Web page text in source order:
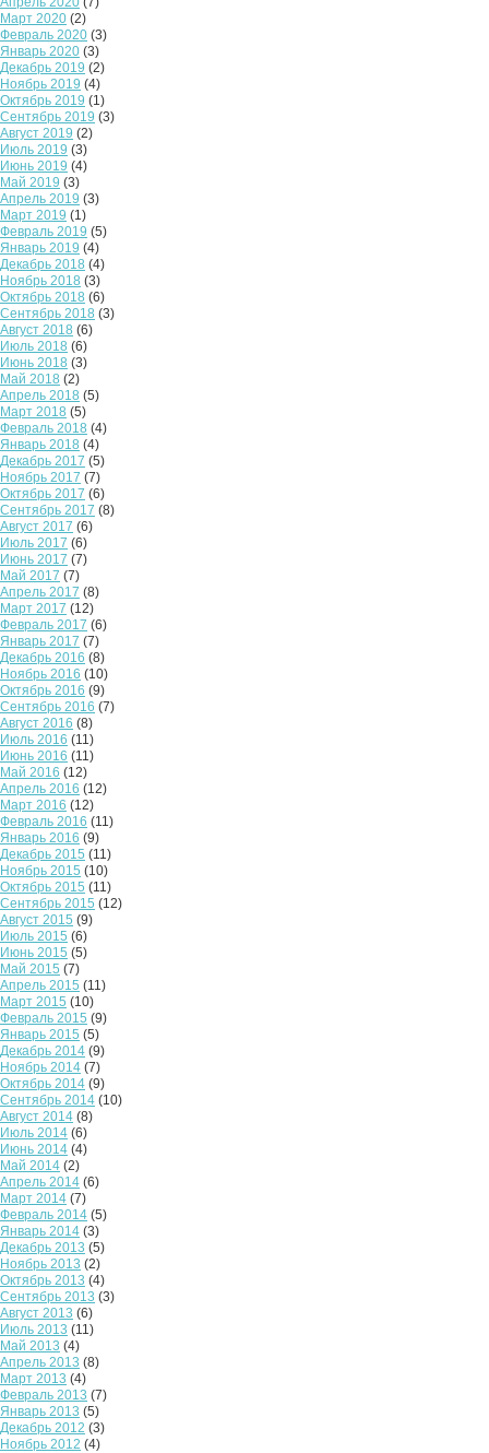
Март 2020 (2)
Февраль 2020 (3)
Январь 2020 (3)
Декабрь 2019 (2)
Ноябрь 2019 (4)
Октябрь 2019 (1)
Сентябрь 2019 (3)
Август 2019 (2)
Июль 2019 (3)
Июнь 2019 (4)
Май 2019 (3)
Апрель 2019 (3)
Март 2019 (1)
Февраль 2019 (5)
Январь 2019 (4)
Декабрь 2018 (4)
Ноябрь 2018 (3)
Октябрь 2018 (6)
Сентябрь 2018 (3)
Август 2018 (6)
Июль 2018 (6)
Июнь 2018 (3)
Май 2018 (2)
Апрель 2018 (5)
Март 2018 (5)
Февраль 2018 (4)
Январь 2018 (4)
Декабрь 2017 (5)
Ноябрь 2017 (7)
Октябрь 2017 (6)
Сентябрь 2017 (8)
Август 2017 (6)
Июль 2017 (6)
Июнь 2017 (7)
Май 2017 (7)
Апрель 2017 (8)
Март 2017 (12)
Февраль 2017 (6)
Январь 2017 (7)
Декабрь 2016 (8)
Ноябрь 2016 (10)
Октябрь 2016 (9)
Сентябрь 2016 (7)
Август 2016 (8)
Июль 2016 (11)
Июнь 2016 (11)
Май 2016 (12)
Апрель 2016 (12)
Март 2016 (12)
Февраль 2016 (11)
Январь 2016 (9)
Декабрь 2015 (11)
Ноябрь 2015 (10)
Октябрь 2015 (11)
Сентябрь 2015 (12)
Август 2015 (9)
Июль 2015 (6)
Июнь 2015 (5)
Май 2015 (7)
Апрель 2015 (11)
Март 2015 (10)
Февраль 2015 (9)
Январь 2015 (5)
Декабрь 2014 (9)
Ноябрь 2014 (7)
Октябрь 2014 (9)
Сентябрь 2014 (10)
Август 2014 (8)
Июль 2014 (6)
Июнь 2014 (4)
Май 2014 (2)
Апрель 2014 (6)
Март 2014 (7)
Февраль 2014 (5)
Январь 2014 (3)
Декабрь 2013 (5)
Ноябрь 2013 (2)
Октябрь 2013 (4)
Сентябрь 2013 (3)
Август 2013 (6)
Июль 2013 (11)
Май 2013 (4)
Апрель 2013 (8)
Март 2013 (4)
Февраль 2013 (7)
Январь 2013 (5)
Декабрь 2012 (3)
Ноябрь 2012 (4)